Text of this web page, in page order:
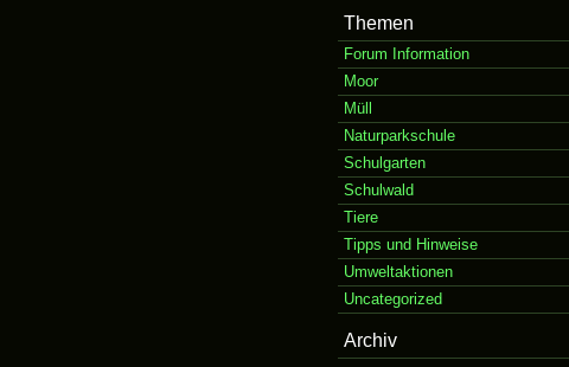
Themen
Forum Information
Moor
Müll
Naturparkschule
Schulgarten
Schulwald
Tiere
Tipps und Hinweise
Umweltaktionen
Uncategorized
Archiv